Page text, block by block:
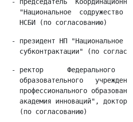
"Национальное  содружество
НП "Национальное
ректор      Федерального
образовательного
профессионального
академия инноваций", доктор